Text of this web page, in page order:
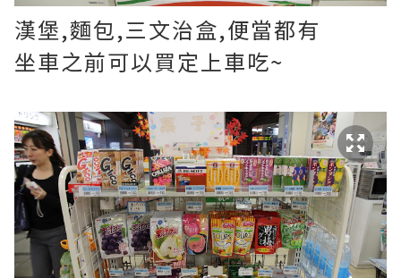
漢堡,麵包,三文治盒,便當都有
坐車之前可以買定上車吃~